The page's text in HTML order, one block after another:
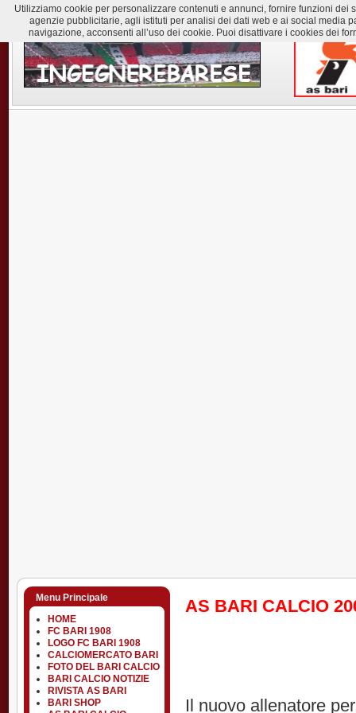
Menu Principale
HOME
FC BARI 1908
LOGO FC BARI 1908
CALCIOMERCATO BARI
FOTO DEL BARI CALCIO
BARI CALCIO NOTIZIE
RIVISTA AS BARI
BARI SHOP
AS BARI CALCIO
Il nuovo allenatore
Utilizziamo cookie per personalizzare contenuti e annunci, fornire funzioni
agenzie pubblicitarie, agli istituti per analisi dei dati web e ai social media
navigazione, acconsenti all’uso dei cookie. Puoi disattivare i cookies dei